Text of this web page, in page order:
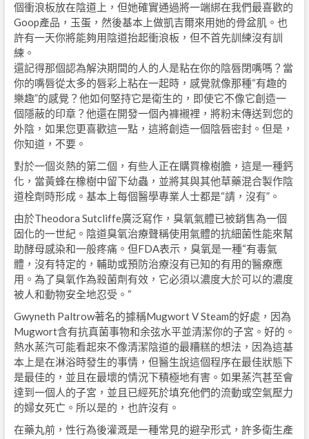
個衝浪板放在陰道上，但她確實通過將一端綁在我們最喜歡的
Goop產品，玉蛋，然後基本上做凱吉爾來用她的骨盆肌。也
許有一天你將能夠用陰道抬起衝浪板，但不首先訓練沒有訓
練。
還記得那個認為解決期間的人的人是粘在你的陰唇閉嘴嗎？當
你的嘴唇從太多的唇彩上粘在一起時，感覺就像那種“有趣的
樂趣”的感覺？他如何堅持它是衛生的，即使它不像它創造一
個隱蔽的印章？他還在開發一個內褲襯裡，將粉末傳送到您的
外陰，如果您更喜歡這一點，這將創造一個陰唇密封。但是，
你知道，不要。
對於一個炎熱的第二個，有些人正在購買橡樹膽，這是一種鈣
化，當黃蜂在橡樹中留下幼蟲，並將其與其他草藥混合製作陰
道栓劑時形成。基本上每個醫學專業人士都是“請，沒有”。
由於Theodora Sutcliffe廣泛寫作，臭氧氣體已被銷售為一個
固化的一世紀。陰道臭氧治療聲稱使用氣體的抗細菌性能來幫
助酵母感染和一般疼痛。但FDA表示，臭氧是一種“有毒氣
體，沒有特定的，輔助或預防治療沒有已知的有用的醫療應
用。為了臭氧作為殺菌劑有效，它必須以濃度大於可以的濃度
被人和動物安全地忍受。“
Gwyneth Paltrow著名的據稱Mugwort V Steam的好處，因為
Mugwort含有抗真菌事物和余弦水平並清潔你的子宮。好的。
熱水蒸汽可能看起來不像清潔陰道的最糟糕的想法，因為這基
本上是在淋浴時發生的事情，但醫生說這個程序在最佳狀態下
是最佳的，並且在最壞的情況下積極地有害。如果蒸汽甚至會
達到一個人的子宮，並且已經死於填充他們的流動或空氣壓力
的婦女死亡。所以是的，也許沒有。
在藥丸前，性行為後灌溉是一種常見的避孕形式，許多衛生產